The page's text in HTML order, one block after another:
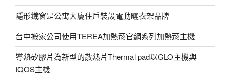
隱形鐵窗是公寓大廈住戶裝設電動曬衣架品牌
台中搬家公司使用TEREA加熱菸官網系列加熱菸主機
導熱矽膠片為新型的散熱片Thermal pad以GLO主機與
IQOS主機